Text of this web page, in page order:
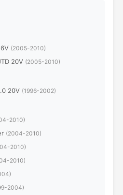
(2005-2010)
20V (2005-2010)
20V (1996-2002)
2010)
(2004-2010)
2010)
2010)
2004)